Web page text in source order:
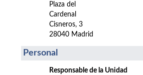
Plaza del
Cardenal
Cisneros, 3
28040 Madrid
Personal
Responsable de la Unidad